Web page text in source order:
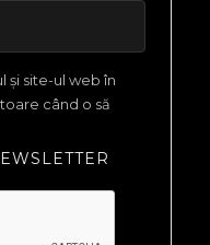
și site-ul web în
când o să